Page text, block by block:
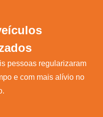
pessoas regularizaram
e com mais alívio no